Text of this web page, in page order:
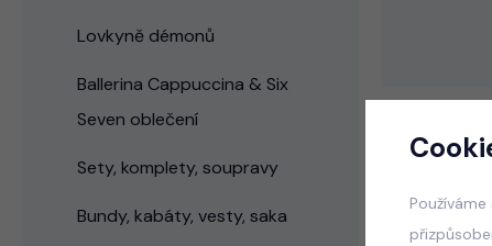
Lovkyně démonů
Ballerina Cappuccina & Six
Seven oblečení
Sety, komplety, soupravy
Bundy, kabáty, vesty, saka